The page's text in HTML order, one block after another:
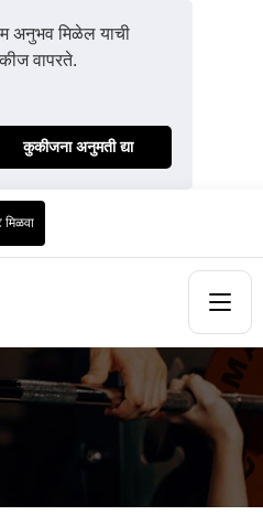
अनुभव मिळेल याची
वापरते.
कुकीजना अनुमती द्या